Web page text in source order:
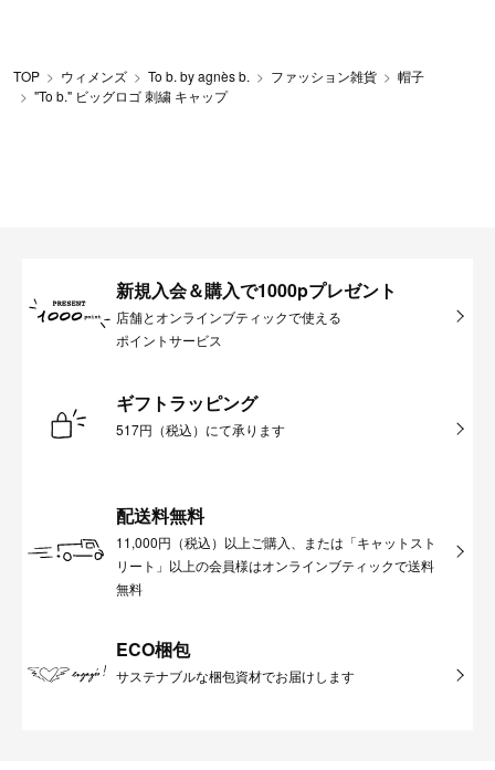
TOP ウィメンズ To b. by agnès b. ファッション雑貨
帽子
"To b." ビッグロゴ 刺繍 キャップ
新規入会＆購入で1000pプレゼント
店舗とオンラインブティックで使える
ポイントサービス
ギフトラッピング
517円（税込）にて承ります
配送料無料
11,000円（税込）以上ご購入、または「キャットスト
リート」以上の会員様はオンラインブティックで送料
無料
ECO梱包
サステナブルな梱包資材でお届けします